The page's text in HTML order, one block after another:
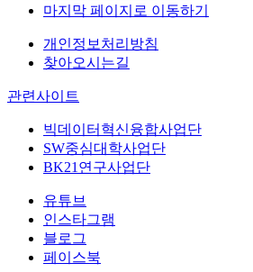
마지막 페이지로 이동하기
개인정보처리방침
찾아오시는길
관련사이트
빅데이터혁신융합사업단
SW중심대학사업단
BK21연구사업단
유튜브
인스타그램
블로그
페이스북